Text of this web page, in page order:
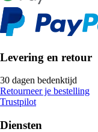
Levering en retour
30 dagen bedenktijd
Retourneer je bestelling
Trustpilot
Diensten